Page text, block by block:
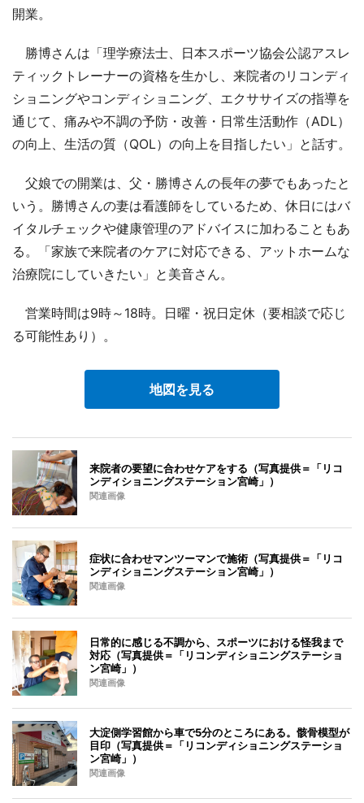
開業。
勝博さんは「理学療法士、日本スポーツ協会公認アスレ
ティックトレーナーの資格を生かし、来院者のリコンディ
ショニングやコンディショニング、エクササイズの指導を
通じて、痛みや不調の予防・改善・日常生活動作（ADL）
の向上、生活の質（QOL）の向上を目指したい」と話す。
父娘での開業は、父・勝博さんの長年の夢でもあったと
いう。勝博さんの妻は看護師をしているため、休日にはバ
イタルチェックや健康管理のアドバイスに加わることもあ
る。「家族で来院者のケアに対応できる、アットホームな
治療院にしていきたい」と美音さん。
営業時間は9時～18時。日曜・祝日定休（要相談で応じ
る可能性あり）。
地図を見る
来院者の要望に合わせケアをする（写真提供＝「リコ
ンディショニングステーション宮崎」）
関連画像
症状に合わせマンツーマンで施術（写真提供＝「リコ
ンディショニングステーション宮崎」）
関連画像
日常的に感じる不調から、スポーツにおける怪我まで
対応（写真提供＝「リコンディショニングステーショ
ン宮崎」）
関連画像
大淀側学習館から車で5分のところにある。骸骨模型が
目印（写真提供＝「リコンディショニングステーショ
ン宮崎」）
関連画像